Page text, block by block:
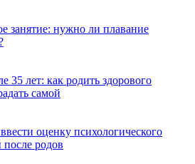
занятие: нужно ли плавание
35 лет: как родить здорового
самой
оценку психологического
после родов